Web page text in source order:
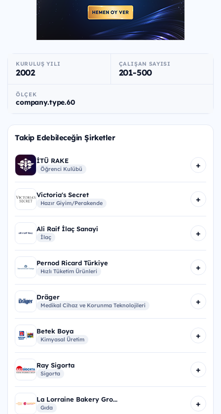
KURULUŞ YILI
2002
ÇALIŞAN SAYISI
201-500
ÖLÇEK
company.type.60
Takip Edebileceğin Şirketler
İTÜ RAKE
Öğrenci Kulübü +
Victoria's Secret
Hazır Giyim/Perakende +
Ali Raif İlaç Sanayi
İlaç +
Pernod Ricard Türkiye
Hızlı Tüketim Ürünleri +
Dräger
Medikal Cihaz ve Korunma Teknolojileri +
Betek Boya
Kimyasal Üretim +
Ray Sigorta
Sigorta +
La Lorraine Bakery Gro...
Gıda +